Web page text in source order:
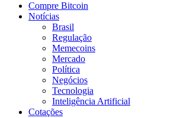
Compre Bitcoin
Notícias
Brasil
Regulação
Memecoins
Mercado
Política
Negócios
Tecnologia
Inteligência Artificial
Cotações